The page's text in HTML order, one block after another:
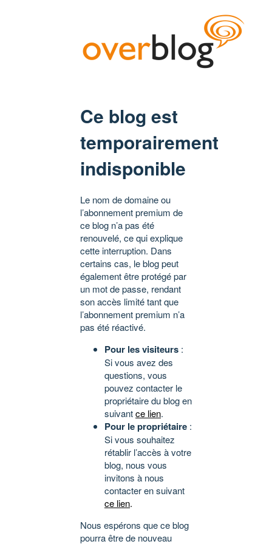
Ce blog est
temporairement
indisponible
Le nom de domaine ou
l’abonnement premium de
ce blog n’a pas été
renouvelé, ce qui explique
cette interruption. Dans
certains cas, le blog peut
également être protégé par
un mot de passe, rendant
son accès limité tant que
l’abonnement premium n’a
pas été réactivé.
Pour les visiteurs :
Si vous avez des
questions, vous
pouvez contacter le
propriétaire du blog en
suivantce lien.
Pour le propriétaire :
Si vous souhaitez
rétablir l’accès à votre
blog, nous vous
invitons à nous
contacter en suivant
ce lien.
Nous espérons que ce blog
pourra être de nouveau